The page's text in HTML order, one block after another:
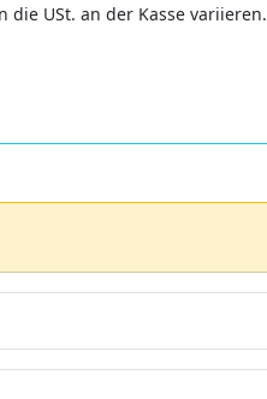
die USt. an der Kasse variieren.